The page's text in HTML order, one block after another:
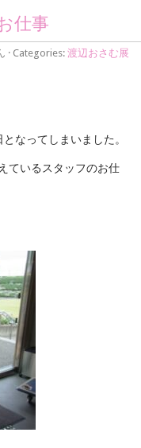
仕事
· Categories: 渡辺おさむ展
なってしまいました。
ているスタッフのお仕